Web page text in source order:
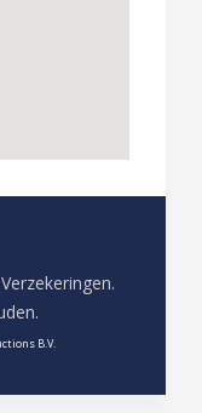
B.V.